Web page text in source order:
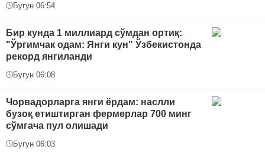
Бугун 06:54
Бир кунда 1 миллиард сўмдан ортиқ:
"Ўргимчак одам: Янги кун" Ўзбекистонда
рекорд янгиланди
Бугун 06:08
Чорвадорларга янги ёрдам: наслли
бузоқ етиштирган фермерлар 700 минг
сўмгача пул олишади
Бугун 06:03